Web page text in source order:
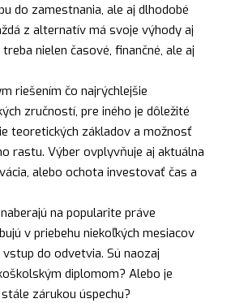
do zamestnania, ale aj dlhodobé
z alternatív má svoje výhody aj
nielen časové, finančné, ale aj
riešením čo najrýchlejšie
zručností, pre iného je dôležité
teoretických základov a možnosť
rastu. Výber ovplyvňuje aj aktuálna
alebo ochota investovať čas a
na popularite práve
v priebehu niekoľkých mesiacov
do odvetvia. Sú naozaj
diplomom? Alebo je
zárukou úspechu?